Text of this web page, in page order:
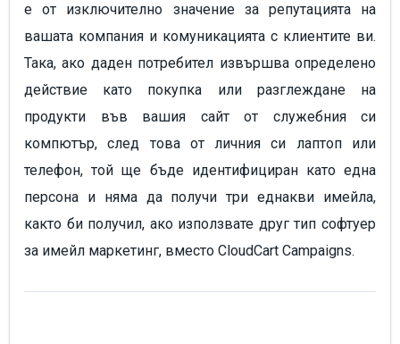
е от изключително значение за репутацията на
вашата компания и комуникацията с клиентите ви.
Така, ако даден потребител извършва определено
действие като покупка или разглеждане на
продукти във вашия сайт от служебния си
компютър, след това от личния си лаптоп или
телефон, той ще бъде идентифициран като една
персона и няма да получи три еднакви имейла,
както би получил, ако използвате друг тип софтуер
за имейл маркетинг, вместо CloudCart Campaigns.